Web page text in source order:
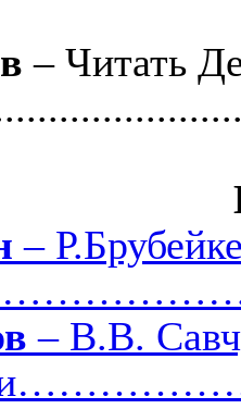
– Читать
–
– В.В.